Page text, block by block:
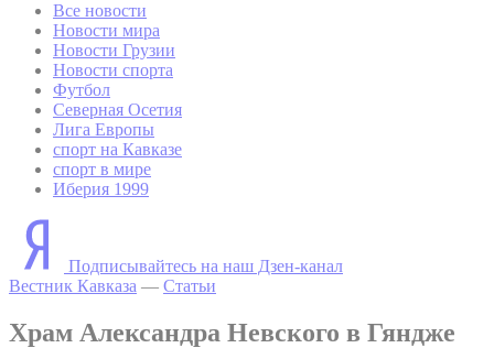
Все новости
Новости мира
Новости Грузии
Новости спорта
Футбол
Северная Осетия
Лига Европы
спорт на Кавказе
спорт в мире
Иберия 1999
Подписывайтесь на наш Дзен-канал
Вестник Кавказа — Статьи
Храм Александра Невского в Гяндже